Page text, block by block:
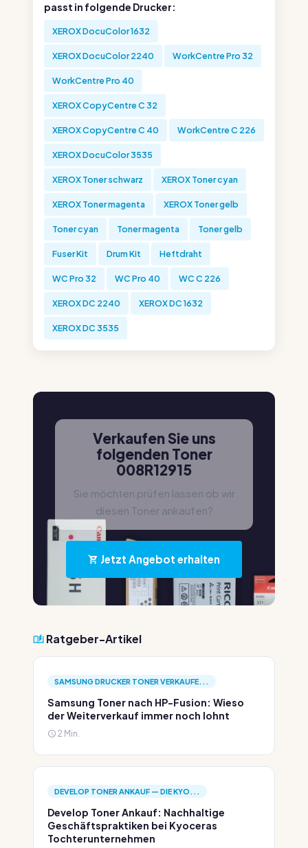
passt in folgende Drucker:
XEROX DocuColor 1632
XEROX DocuColor 2240 WorkCentre Pro 32
WorkCentre Pro 40
XEROX CopyCentre C 32
XEROX CopyCentre C 40 WorkCentre C 226
XEROX DocuColor 3535
XEROX Toner schwarz XEROX Toner cyan
XEROX Toner magenta XEROX Toner gelb
Toner cyan Toner magenta Toner gelb
Fuser Kit Drum Kit Heftdraht
WC Pro 32 WC Pro 40 WC C 226
XEROX DC 2240 XEROX DC 1632
XEROX DC 3535
Verkaufen Sie uns
folgenden Toner
008R12915
Sie möchten prüfen lassen ob wir
diesen Toner ankaufen?
Jetzt Angebot erhalten
Ratgeber-Artikel
SAMSUNG DRUCKER TONER VERKAUFE...
Samsung Toner nach HP-Fusion: Wieso
der Weiterverkauf immer noch lohnt
2 Min.
DEVELOP TONER ANKAUF — DIE KYO...
Develop Toner Ankauf: Nachhaltige
Geschäftspraktiken bei Kyoceras
Tochterunternehmen